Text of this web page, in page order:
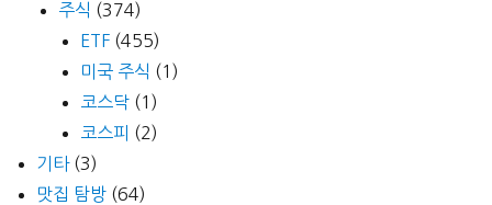
주식 (374)
ETF (455)
미국 주식 (1)
코스닥 (1)
코스피 (2)
기타(3)
맛집 탐방 (64)